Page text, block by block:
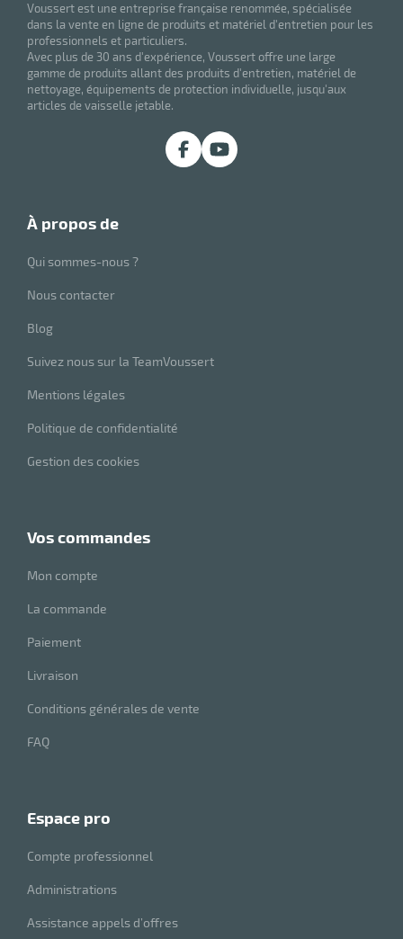
Voussert est une entreprise française renommée, spécialisée
dans la vente en ligne de produits et matériel d'entretien pour les
professionnels et particuliers.
Avec plus de 30 ans d'expérience, Voussert offre une large
gamme de produits allant des produits d'entretien, matériel de
nettoyage, équipements de protection individuelle, jusqu'aux
articles de vaisselle jetable.
à propos de
Qui sommes-nous ?
Nous contacter
Blog
Suivez nous sur la TeamVoussert
Mentions légales
Politique de confidentialité
Gestion des cookies
vos commandes
Mon compte
La commande
Paiement
Livraison
Conditions générales de vente
FAQ
espace pro
Compte professionnel
Administrations
Assistance appels d’offres